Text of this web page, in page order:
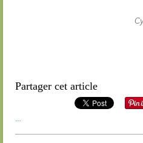
Partager cet article